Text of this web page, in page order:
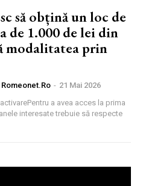
să obțină un loc de
de 1.000 de lei din
modalitatea prin
Romeonet.ro - 21 Mai 2026
a avea acces la prima
interesate trebuie să respecte